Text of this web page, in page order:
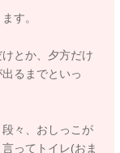
す。
とか、夕方だけ
るまでといっ
々、おしっこが
ってトイレ(おま